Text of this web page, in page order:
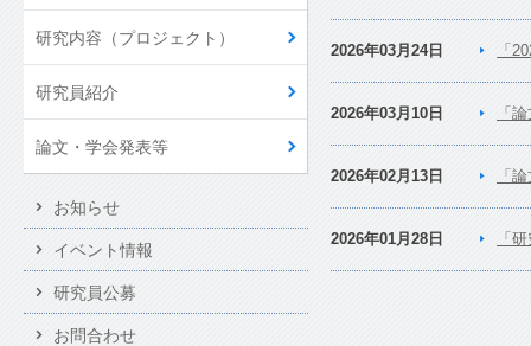
研究内容（プロジェクト）
研究員紹介
論文・学会発表等
お知らせ
イベント情報
研究員公募
お問合わせ
2026年03月24日 「
2026年03月10日 「
2026年02月13日 「
2026年01月28日 「